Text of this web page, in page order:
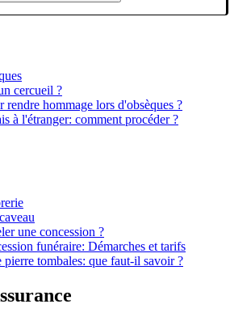
cercueil ?
rendre hommage lors d'obsèques ?
à l'étranger: comment procéder ?
une concession ?
funéraire: Démarches et tarifs
pierre tombales: que faut-il savoir ?